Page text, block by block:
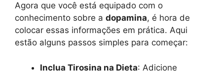
Agora que você está equipado com o
conhecimento sobre a dopamina, é hora de
colocar essas informações em prática. Aqui
estão alguns passos simples para começar:
Inclua Tirosina na Dieta: Adicione